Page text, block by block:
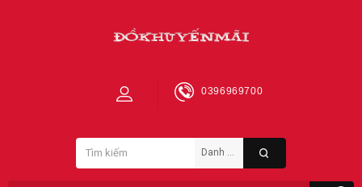
0396969700